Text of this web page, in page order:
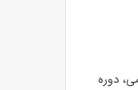
دوره